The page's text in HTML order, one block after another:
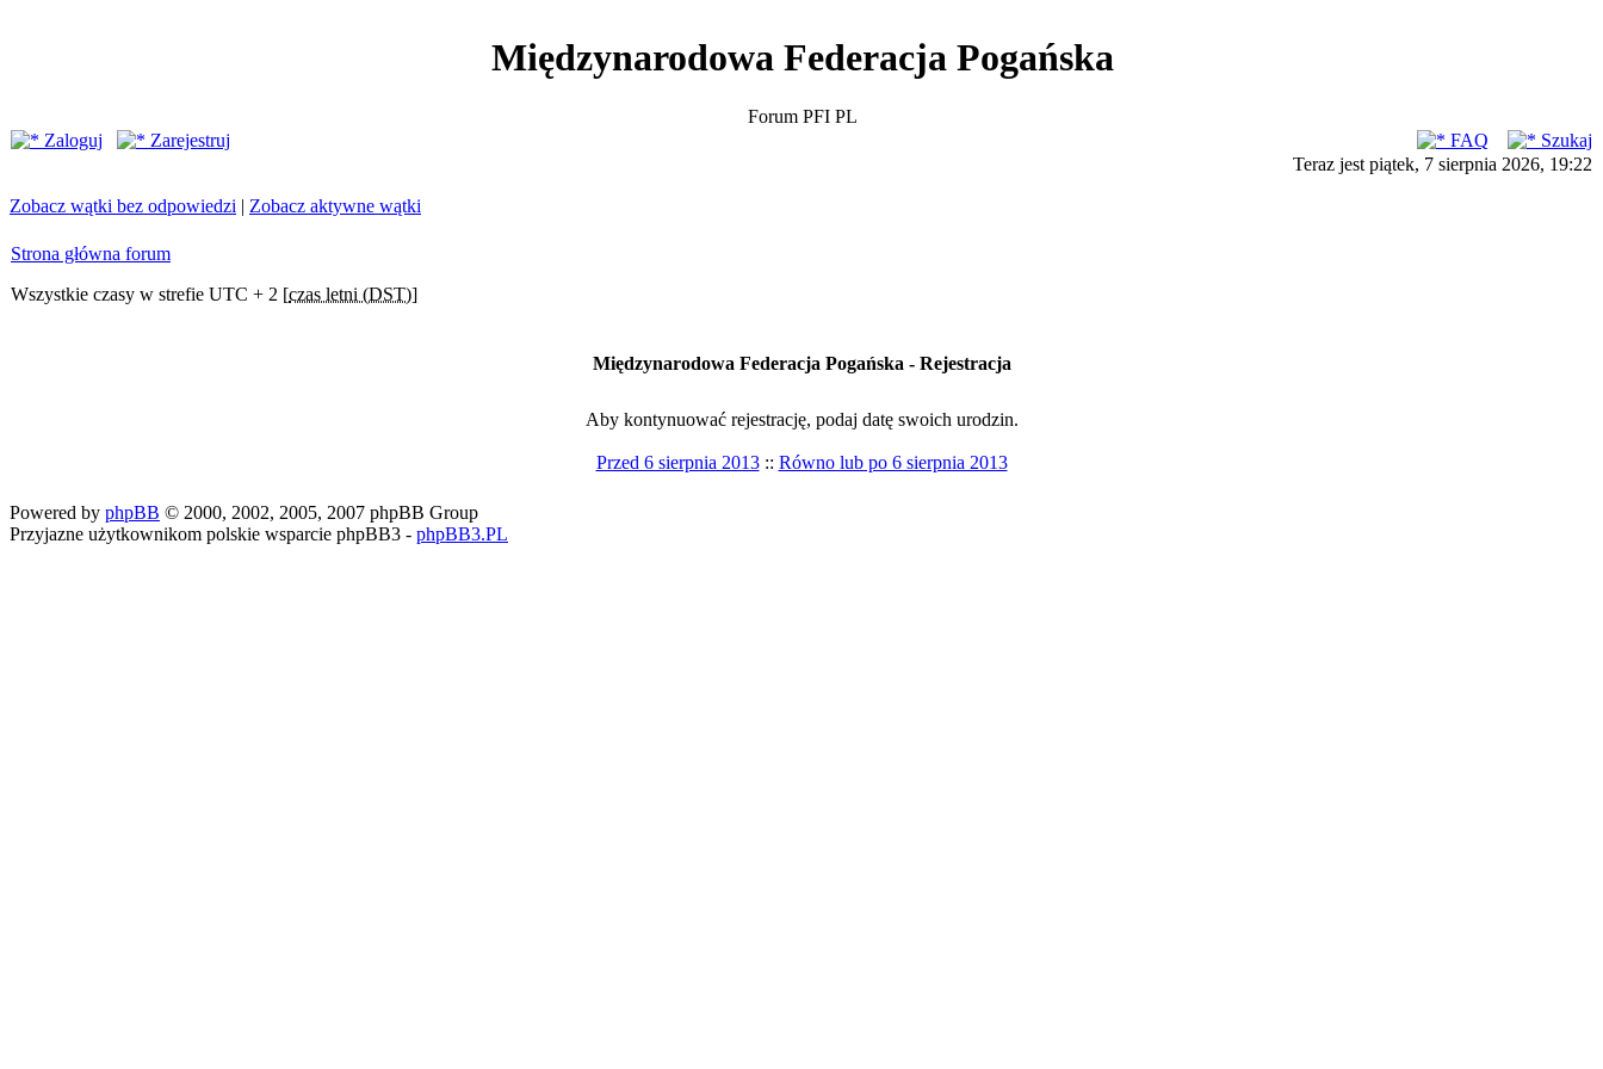
Międzynarodowa Federacja Pogańska
Forum PFI PL
Zaloguj
Zarejestruj FAQ
Szukaj
Teraz jest piątek, 7 sierpnia 2026, 19:22
Zobacz wątki bez odpowiedzi | Zobacz aktywne wątki
Strona główna forum
Wszystkie czasy w strefie UTC + 2 [czas letni (DST)]
Międzynarodowa Federacja Pogańska - Rejestracja
Aby kontynuować rejestrację, podaj datę swoich urodzin.
Przed 6 sierpnia 2013:: Równo lub po 6 sierpnia 2013
Powered by phpBB © 2000, 2002, 2005, 2007 phpBB Group
Przyjazne użytkownikom polskie wsparcie phpBB3 - phpBB3.PL